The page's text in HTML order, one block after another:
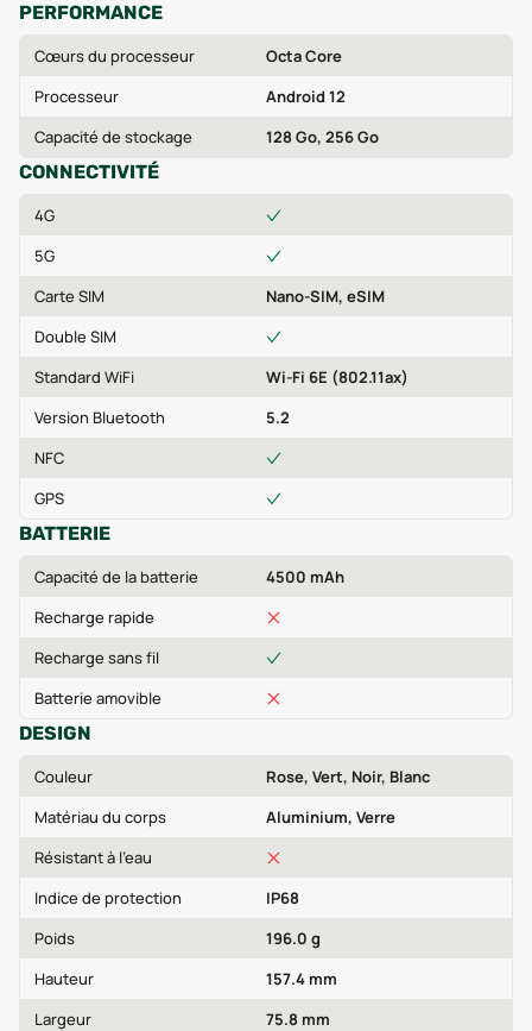
PERFORMANCE
Cœurs du processeur
Octa Core
Processeur
Android 12
Capacité de stockage
128 Go, 256 Go
CONNECTIVITÉ
4G
5G
Carte SIM
Nano-SIM, eSIM
Double SIM
Standard WiFi
Wi-Fi 6E (802.11ax)
Version Bluetooth
5.2
NFC
GPS
BATTERIE
Capacité de la batterie
4500 mAh
Recharge rapide
Recharge sans fil
Batterie amovible
DESIGN
Couleur
Rose, Vert, Noir, Blanc
Matériau du corps
Aluminium, Verre
Résistant à l'eau
Indice de protection
IP68
Poids
196.0 g
Hauteur
157.4 mm
Largeur
75.8 mm